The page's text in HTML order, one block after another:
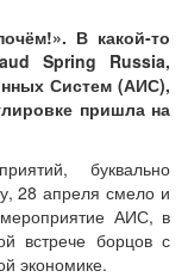
В какой-то
Spring Russia,
Систем (АИС),
пришла на
буквально
28 апреля смело и
АИС, в
встрече борцов с
экономике.